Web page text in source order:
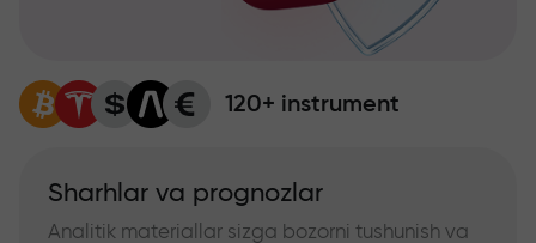
120+ instrument
Sharhlar va prognozlar
Analitik materiallar sizga bozorni tushunish va